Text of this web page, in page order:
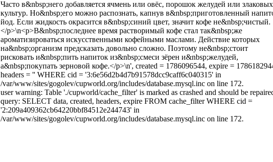
Часто в&nbsp;него добавляется ячмень или овёс, порошок желудей или злаковых
культур. Но&nbsp;его можно распознать, капнув в&nbsp;приготовленный
йод. Если жидкость окрасится в&nbsp;синий цвет, значит кофе не&nbsp;чистый.
</p>\n<p>В&nbsp;последнее время растворимый кофе стал так&nbsp;же
ароматизироваться искусственными кофейными маслами. Действие которых
на&nbsp;организм предсказать довольно сложно. Поэтому не&nbsp;стоит
рисковать и&nbsp;пить напиток из&nbsp;смеси зёрен и&nbsp;желудей,
а&nbsp;покупать зерновой кофе.</p>\n', created = 1786096544, expire =
headers = '' WHERE cid = '3:6e56d2b4d7b91578dcc9caff6c040315' in
/var/www/sites/gogolev/cupworld.org/includes/database.mysql.inc on line 172.
user warning: Table './cupworld/cache_filter' is marked as crashed and should be
query: SELECT data, created, headers, expire FROM cache_filter WHERE cid =
'2:209a409362cb64220bbf84512e244743' in
/var/www/sites/gogolev/cupworld.org/includes/database.mysql.inc on line 172.